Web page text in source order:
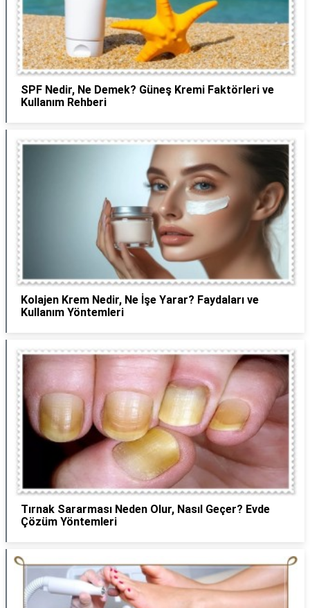
SPF Nedir, Ne Demek? Güneş Kremi Faktörleri ve
Kullanım Rehberi
Kolajen Krem Nedir, Ne İşe Yarar? Faydaları ve
Kullanım Yöntemleri
Tırnak Sararması Neden Olur, Nasıl Geçer? Evde
Çözüm Yöntemleri